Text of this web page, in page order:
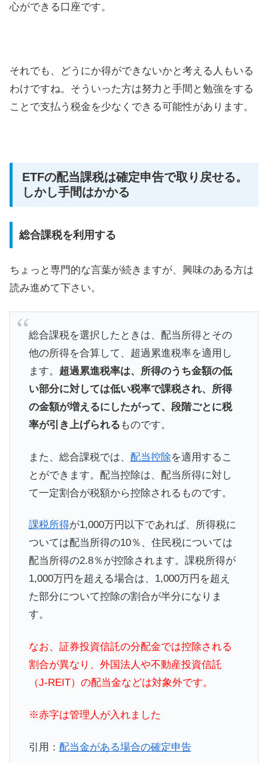
心ができる口座です。
それでも、どうにか得ができないかと考える人もいる
わけですね。そういった方は努力と手間と勉強をする
ことで支払う税金を少なくできる可能性があります。
ETFの配当課税は確定申告で取り戻せる。
しかし手間はかかる
総合課税を利用する
ちょっと専門的な言葉が続きますが、興味のある方は
読み進めて下さい。
総合課税を選択したときは、配当所得とその
他の所得を合算して、超過累進税率を適用し
ます。 超過累進税率は、所得のうち金額の低
い部分に対しては低い税率で課税され、所得
の金額が増えるにしたがって、段階ごとに税
率が引き上げられる ものです。
また、総合課税では、 配当控除を適用するこ
とができます。配当控除は、配当所得に対し
て一定割合が税額から控除されるものです。
課税所得が1,000万円以下であれば、所得税に
ついては配当所得の10％、住民税については
配当所得の2.8％が控除されます。課税所得が
1,000万円を超える場合は、1,000万円を超え
た部分について控除の割合が半分になりま
す。
なお、証券投資信託の分配金では控除される
割合が異なり、外国法人や不動産投資信託
（J-REIT）の配当金などは対象外です。
※赤字は管理人が入れました
引用： 配当金がある場合の確定申告